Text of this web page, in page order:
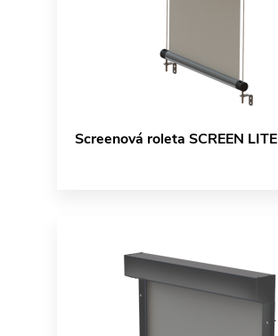
Screenová roleta SCREEN LITE